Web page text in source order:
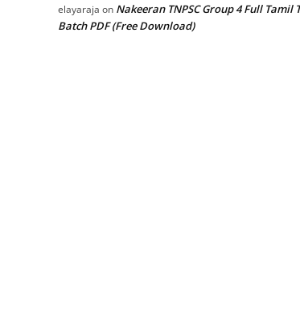
elayaraja on Nakeeran TNPSC Group 4 Full Tamil
Batch PDF (Free Download)